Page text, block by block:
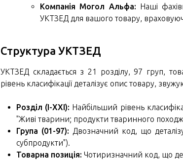
Компанія Могол Альфа: Наші
УКТЗЕД для вашого товару,
Структура УКТЗЕД
УКТЗЕД складається з 21 розділу, 97 груп,
рівень класифікації деталізує опис товару,
Розділ (I-XXI): Найбільший рівень
"Живі тварини; продукти тваринного
Група (01-97): Двозначний код, що
субпродукти").
Товарна позиція: Чотиризначний код, що